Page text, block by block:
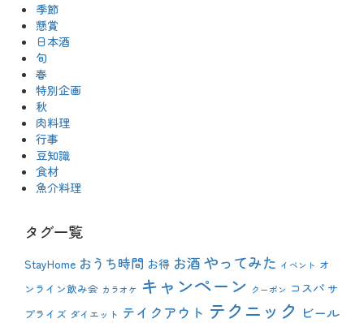
季節
懸賞
日本酒
旬
春
特別企画
秋
肉料理
行事
豆知識
食材
魚介料理
タグ一覧
StayHome おうち時間 お得 お酒 やってみた イベント オ
ンライン飲み会 カラオケ キャンペーン クーポン コスパ サ
プライズ ダイエット テイクアウト テクニック ビール